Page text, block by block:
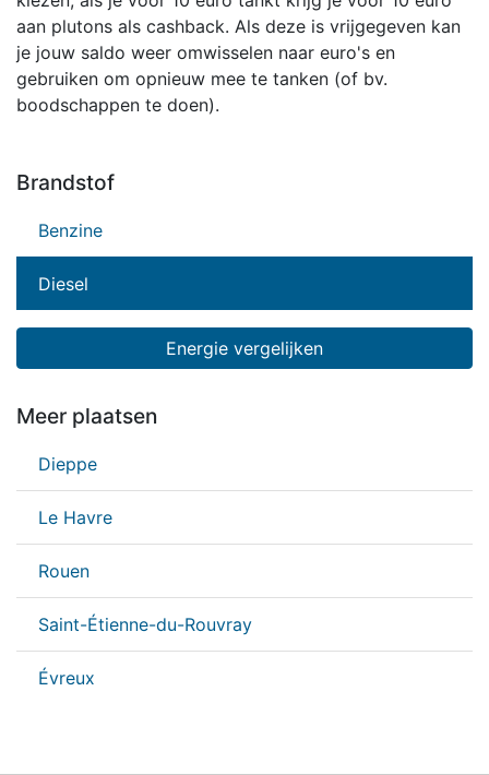
aan plutons als cashback. Als deze is vrijgegeven kan
je jouw saldo weer omwisselen naar euro's en
gebruiken om opnieuw mee te tanken (of bv.
boodschappen te doen).
Brandstof
Benzine
Diesel
Energie vergelijken
Meer plaatsen
Dieppe
Le Havre
Rouen
Saint-Étienne-du-Rouvray
Évreux